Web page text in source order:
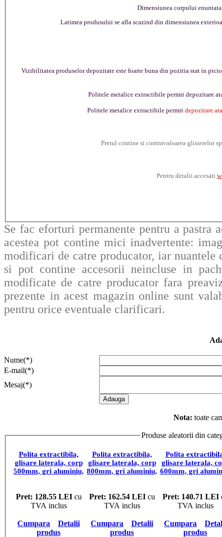
Dimensiunea corpului
Latimea produsului se afla scazind din dimensiunea
Vizibilitatea produselor depozitate este foarte buna din pozitia stat in
Politele metalice extractibile permit depozitare
Politele metalice extractibile permit depozitare
Pretul contine si contravaloarea glisierelor
Pentru detalii accesati
Se fac eforturi permanente pentru a pastra
acestea pot contine mici inadvertente:
modificari de catre producator, iar
si pot contine accesorii neincluse in
modificate de catre producator fara
prezente in acest magazin online sunt
pentru orice eventuale clarificari.
Nume(*)
E-mail(*)
Mesaj(*)
Nota: toate
Produse aleatorii din
Polita extractibila,
glisare laterala, corp
500mm, gri aluminiu,
Pret: 128.55 LEIcu
TVA inclus
Cumpara
Detalii
produs
Polita extractibila,
glisare laterala, corp
800mm, gri aluminiu,
Pret: 162.54 LEIcu
TVA inclus
Cumpara
Detalii
produs
Polita
glisare laterala,
600mm, gri
Pret: 140.71 LEI
TVA inclus
Cumpara
produs